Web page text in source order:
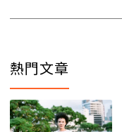
熱門文章